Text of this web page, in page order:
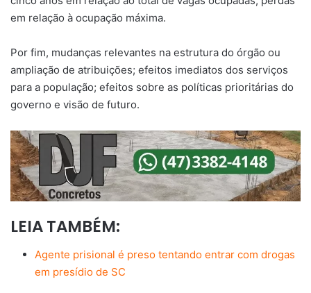
em relação à ocupação máxima.
Por fim, mudanças relevantes na estrutura do órgão ou
ampliação de atribuições; efeitos imediatos dos serviços
para a população; efeitos sobre as políticas prioritárias do
governo e visão de futuro.
LEIA TAMBÉM:
Agente prisional é preso tentando entrar com drogas
em presídio de SC